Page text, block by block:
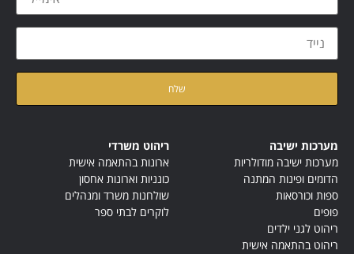
מערכות ישיבה
מערכות ישיבה מודולריות
הדומים ופינות המתנה
ספות וכורסאות
פופים
ריהוט לגני ילדים
ריהוט בהתאמה אישית
ריהוט משרדי
ארונות בהתאמה אישית
כונניות וארונות אחסון
שולחנות משרד ומנהלים
לוקרים לבתי ספר